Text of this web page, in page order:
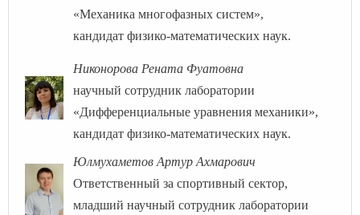
«Механика многофазных систем»,
кандидат физико-математических наук.
Никонорова Рената Фуатовна
научный сотрудник лаборатории
«Дифференциальные уравнения механики»,
кандидат физико-математических наук.
Юлмухаметов Артур Ахмарович
Ответственный за спортивный сектор,
младший научный сотрудник лаборатории